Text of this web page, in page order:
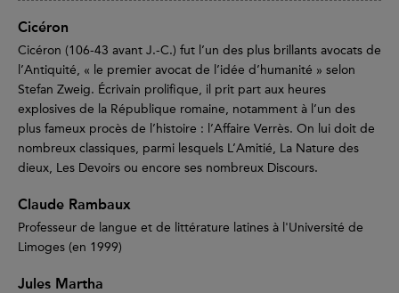
Cicéron
Cicéron (106-43 avant J.-C.) fut l’un des plus brillants avocats de
l’Antiquité, « le premier avocat de l’idée d’humanité » selon
Stefan Zweig. Écrivain prolifique, il prit part aux heures
explosives de la République romaine, notamment à l’un des
plus fameux procès de l’histoire : l’Affaire Verrès. On lui doit de
nombreux classiques, parmi lesquels L’Amitié, La Nature des
dieux, Les Devoirs ou encore ses nombreux Discours.
Claude Rambaux
Professeur de langue et de littérature latines à l'Université de
Limoges (en 1999)
Jules Martha